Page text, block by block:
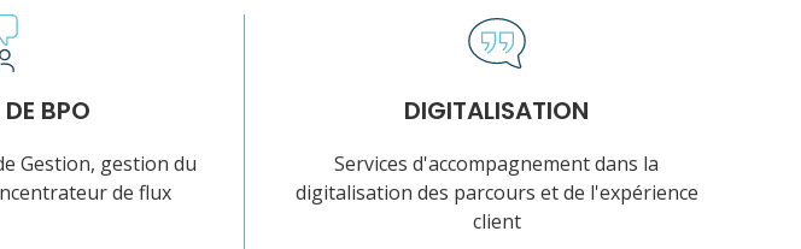
BPO
Gestion, gestion du
de flux
DIGITALISATION
Services d'accompagnement dans la
digitalisation des parcours et de l'expérience
client